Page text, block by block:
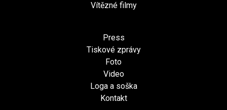
Vítězné filmy
Press
Tiskové zprávy
Foto
Video
Loga a soška
Kontakt